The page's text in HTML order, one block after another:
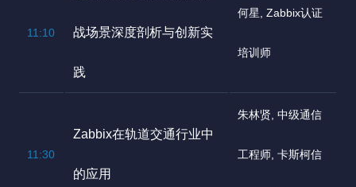
11:10 战场景深度剖析与创新实
践
何星, Zabbix认证
培训师
11:30
Zabbix在轨道交通行业中
的应用
朱林贤, 中级通信
工程师, 卡斯柯信